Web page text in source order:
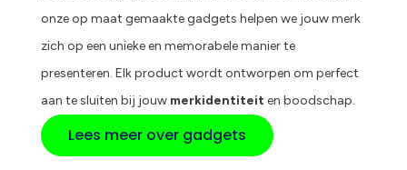
onze op maat gemaakte gadgets helpen we jouw merk
zich op een unieke en memorabele manier te
presenteren. Elk product wordt ontworpen om perfect
aan te sluiten bij jouw merkidentiteiten boodschap.
Lees meer over gadgets